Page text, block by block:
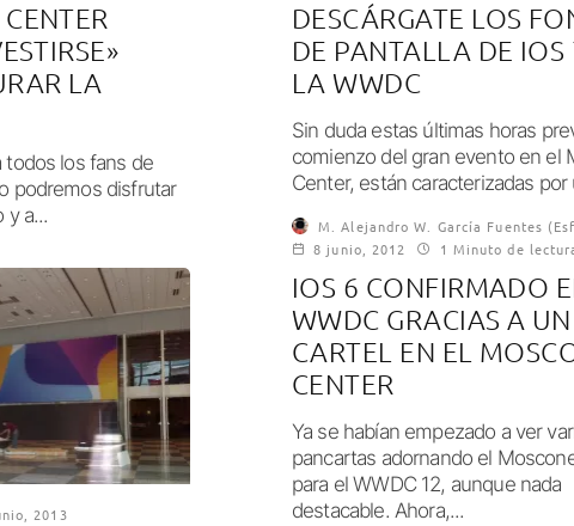
LA
todos los fans de
podremos disfrutar
y a...
DESCÁRGATE LOS
DE PANTALLA DE IOS
LA WWDC
Sin duda estas últimas horas
comienzo del gran evento en el
Center, están caracterizadas por
2013
M. Alejandro W. García Fuentes
8 junio, 2012
1 Minuto de
IOS 6 CONFIRMADO
WWDC GRACIAS A UN
CARTEL EN EL
CENTER
Ya se habían empezado a ver
pancartas adornando el
para el WWDC 12, aunque nada
destacable. Ahora,...